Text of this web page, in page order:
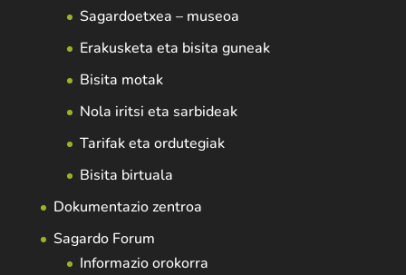
Sagardoetxea – museoa
Erakusketa eta bisita guneak
Bisita motak
Nola iritsi eta sarbideak
Tarifak eta ordutegiak
Bisita birtuala
Dokumentazio zentroa
Sagardo Forum
Informazio orokorra